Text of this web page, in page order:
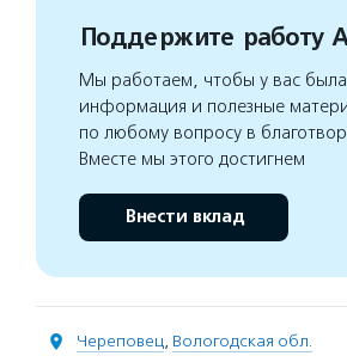
Поддержите работу
Мы работаем, чтобы у вас была
информация и полезные
по любому вопросу в
Вместе мы этого достигнем
Внести вклад
Череповец, Вологодская обл.